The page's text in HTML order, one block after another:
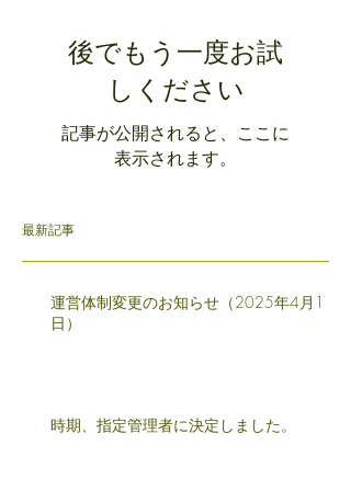
後でもう一度お試
しください
記事が公開されると、ここに
表示されます。
最新記事
運営体制変更のお知らせ（2025年4月1
日）
時期、指定管理者に決定しました。